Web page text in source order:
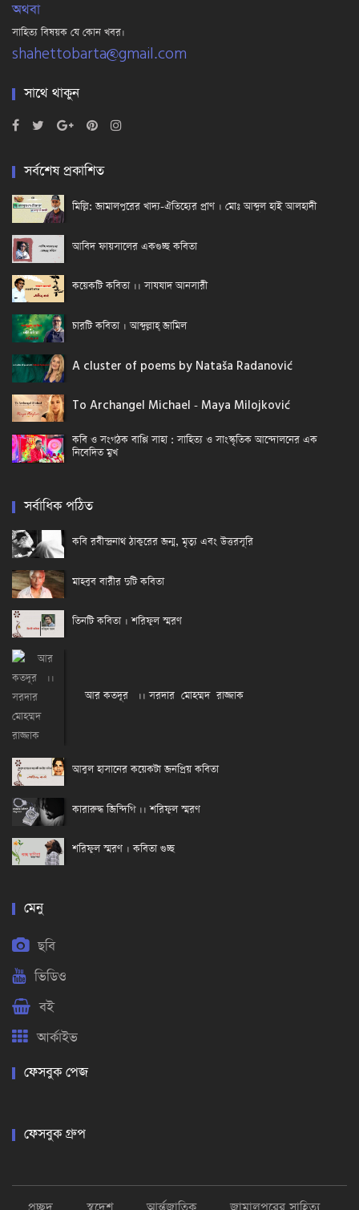
অথবা
সাহিত্য বিষয়ক যে কোন খবর।
shahettobarta@gmail.com
সাথে থাকুন
সর্বশেষ প্রকাশিত
মিল্লি: জামালপুরের খাদ্য-ঐতিহ্যের প্রাণ । মোঃ আব্দুল হাই আলহাদী
আবিদ ফায়সালের একগুচ্ছ কবিতা
কয়েকটি কবিতা ।। সাযযাদ আনসারী
চারটি কবিতা । আব্দুল্লাহ্ জামিল
A cluster of poems by Nataša Radanović
To Archangel Michael - Maya Milojković
কবি ও সংগঠক বাপ্পি সাহা : সাহিত্য ও সাংস্কৃতিক আন্দোলনের এক
নিবেদিত মুখ
সর্বাধিক পঠিত
কবি রবীন্দ্রনাথ ঠাকুরের জন্ম, মৃত্যু এবং উত্তরসূরি
মাহবুব বারীর দুটি কবিতা
তিনটি কবিতা । শরিফুল স্মরণ
আর কতদূর ।। সরদার মোহম্মদ রাজ্জাক
আবুল হাসানের কয়েকটা জনপ্রিয় কবিতা
কারারুদ্ধ জিন্দিগি ।। শরিফুল স্মরণ
শরিফুল স্মরণ । কবিতা গুচ্ছ
মেনু
ছবি
ভিডিও
বই
আর্কাইভ
ফেসবুক পেজ
ফেসবুক গ্রুপ